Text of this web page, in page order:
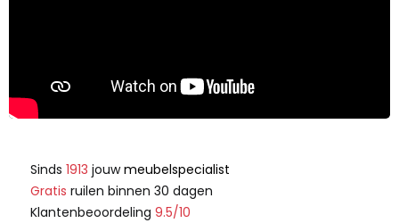
Sinds 1913 jouwmeubelspecialist
Gratis ruilen binnen 30 dagen
Klantenbeoordeling 9.5/10